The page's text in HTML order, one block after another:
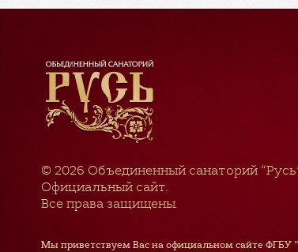
© 2026 Объединенный санаторий
Официальный сайт.
Все права защищены.
Мы приветствуем Вас на официальном сайте